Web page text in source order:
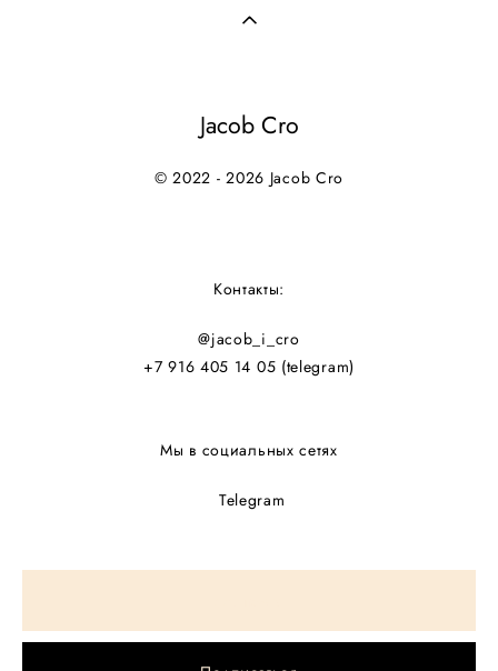
Jacob Cro
© 2022 - 2026 Jacob Cro
Контакты:
@jacob_i_cro
+7 916 405 14 05 (telegram)
Мы в социальных сетях
Telegram